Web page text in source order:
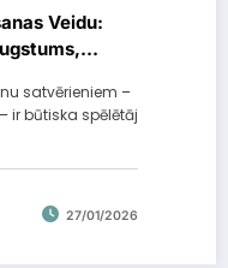
Veidu:
satvērieniem –
ir būtiska spēlētāj
27/01/2026